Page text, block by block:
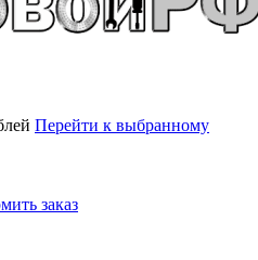
Перейти к выбранному
заказ